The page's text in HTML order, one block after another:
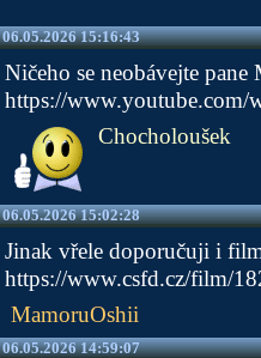
06.05.2026 15:16:43
Ničeho se neobávejte
https://
Chocholoušek
06.05.2026 15:02:28
Jinak vřele doporučuji i
https://www.csfd.cz/film/
MamoruOshii
06.05.2026 14:59:07